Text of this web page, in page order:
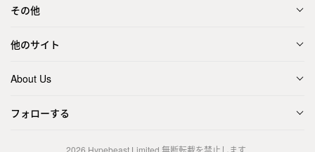
その他
他のサイト
About Us
フォローする
2026 Hypebeast Limited 無断転載を禁止します